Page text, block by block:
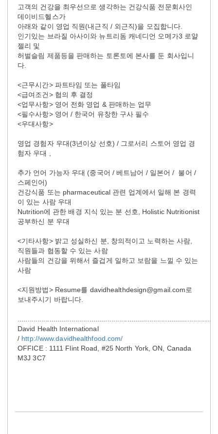
고객의 건강을 최우선으로 생각하는 건강식품 전문회사인
데이비드헬스가
아래와 같이 영업 직원(내근직 / 외근직)을 모집합니다.
인기있는 브라질 아사이와 뉴트리돔 캐네디언 오메가3 로얄
젤리 및
허벌슬림 제품등을 판매하는 토론토에 본사를 둔 회사입니
다.
<근무시간> 파트타임 또는 풀타임
<급여조건> 협의 후 결정
<업무사항> 영어 전화 영업 & 판매하는 업무
<필수사항> 영어 / 한국어 유창한 구사 필수
<우대사항>
영업 경험자 우대(3년이상 선호) / 그로서리 스토어 영업 경
험자 우대 ,
추가 언어 가능자 우대 (중국어 / 베트남어 / 일본어 / 불어 /
스페인어)
건강식품 또는 pharmaceutical 관련 업계에서 일해 본 경력
이 있는 사람 우대
Nutrition에 관한 배경 지식 있는 분 선호, Holistic Nutritionist
공부하신 분 우대
<기타사항> 밝고 성실하신 분, 창의적이고 노력하는 사람,
직원들과 협동할 수 있는 사람
사람들의 건강을 위해서 즐겁게 일하고 보람을 느낄 수 있는
사람
<지원방법> Resume를 davidhealthdesign@gmail.com로
보내주시기 바랍니다.
David Health International
/ http://www.davidhealthfood.com/
OFFICE : 1111 Flint Road, #25 North York, ON, Canada
M3J 3C7